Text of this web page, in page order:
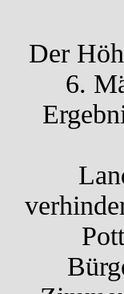
Der
6.